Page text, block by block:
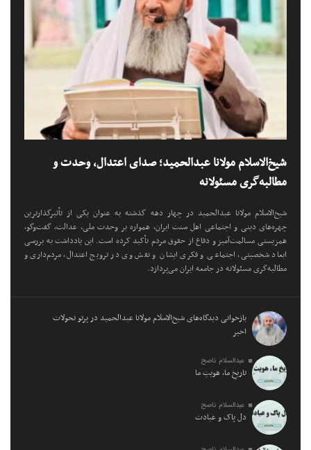
شیخ‌الاسلام مولانا عبدالحمید؛ صدای اعتدال، وحدت و
مطالبه‌گری مسئولانه
شیخ‌الاسلام مولانا عبدالحمید در چهار دهه گذشته به عنوان یکی از تأثیرگذارترین
چهره‌های دینی و اجتماعی اهل سنت ایران، همواره بر وحدت ملی، عدالت، گفت‌وگو،
همزیستی مسالمت‌آمیز و دفاع از حقوق مردم تأکید کرده است. این یادداشت به بررسی
ابعاد شخصیتی، اجتماعی و فکری ایشان و نقش وی در ترویج اعتدال، مردم‌داری و
مطالبه‌گری مسئولانه در جامعه ایران می‌پردازد.
بازخوانی دیدگاه‌های شیخ‌الاسلام مولانا عبدالحمید در پرتو تحولات
اخیر
عبدالسلام ناصح
تاریخِ ما، هویتِ ما
عبدالسلام ناصح
دل پاک و عبادت